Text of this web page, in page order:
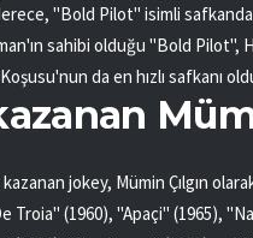
"Bold Pilot" isimli
sahibi olduğu "Bold
da en hızlı safkanı
jokey, Mümin Çılgın
Troia" (1960), "Apaçi" (1965),